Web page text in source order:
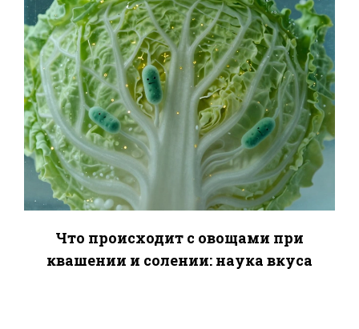
Что происходит с овощами при
квашении и солении: наука вкуса